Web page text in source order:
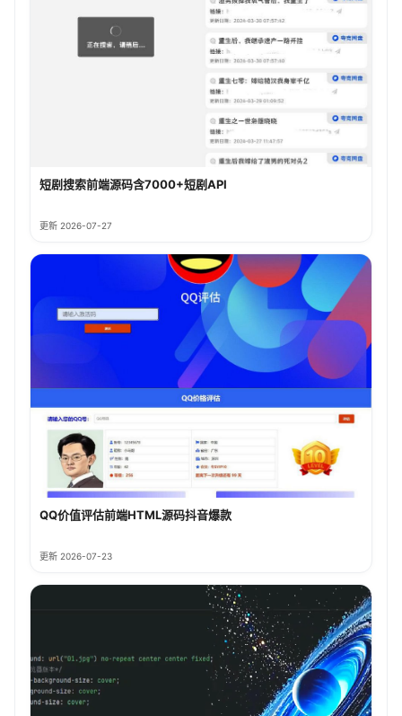
短剧搜索前端源码含7000+短剧API
更新 2026-07-27
QQ价值评估前端HTML源码抖音爆款
更新 2026-07-23